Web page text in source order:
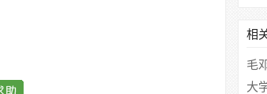
相
毛
大